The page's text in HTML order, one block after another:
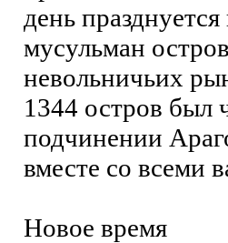
день
мусульман
невольничьих
1344 остров был
подчинении
вместе со всеми
Новое время